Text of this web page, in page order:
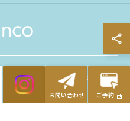
お問い合わせ ご予約
ALL RIGHTS RESERVED.